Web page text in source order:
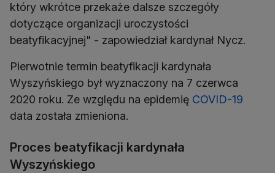
który wkrótce przekaże dalsze szczegóły
dotyczące organizacji uroczystości
beatyfikacyjnej" - zapowiedział kardynał Nycz.
Pierwotnie termin beatyfikacji kardynała
Wyszyńskiego był wyznaczony na 7 czerwca
2020 roku. Ze względu na epidemię COVID-19
data została zmieniona.
Proces beatyfikacji kardynała
Wyszyńskiego